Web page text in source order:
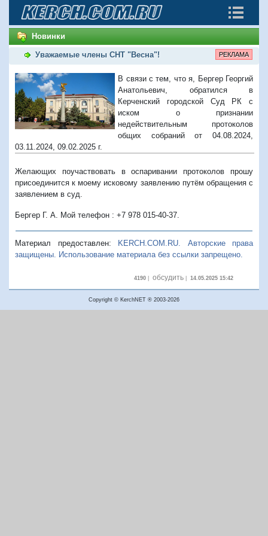
Новинки
Уважаемые члены СНТ "Весна"! РЕКЛАМА
В связи с тем, что я, Бергер Георгий
Анатольевич, обратился в
Керченский городской Суд РК с
иском о признании
недействительным протоколов
общих собраний от 04.08.2024,
03.11.2024, 09.02.2025 г.
Желающих поучаствовать в оспаривании протоколов прошу
присоединится к моему исковому заявлению путём обращения с
заявлением в суд.
Бергер Г. А. Мой телефон : +7 978 015-40-37.
Материал предоставлен: KERCH.COM.RU. Авторские права
защищены. Использование материала без ссылки запрещено.
4190| обсудить| 14.05.2025 15:42
Copyright © KerchNET ® 2003-2026